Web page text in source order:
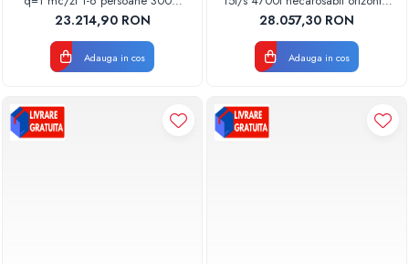
Pompe de caldura
Centrale peleti lemn
automatizata 48600000005
Aquaclean Valrom
23.214,90 RON
Adauga in cos
48910001500 Aquaclean
Valrom
28.057,30 RON
Adauga in cos